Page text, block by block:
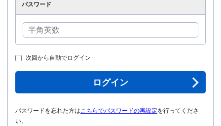
パスワード
次回から自動でログイン
ログイン
パスワードを忘れた方はこちらでパスワードの再設定を行ってくださ
い。